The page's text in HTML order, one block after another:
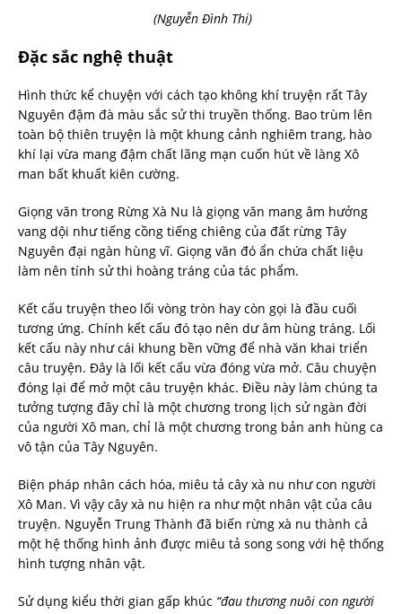
(Nguyễn Đình Thi)
Đặc sắc nghệ thuật
Hình thức kể chuyện với cách tạo không khí truyện rất Tây
Nguyên đậm đà màu sắc sử thi truyền thống. Bao trùm lên
toàn bộ thiên truyện là một khung cảnh nghiêm trang, hào
khí lại vừa mang đậm chất lãng mạn cuốn hút về làng Xô
man bất khuất kiên cường.
Giọng văn trong Rừng Xà Nu là giọng văn mang âm hưởng
vang dội như tiếng cồng tiếng chiêng của đất rừng Tây
Nguyên đại ngàn hùng vĩ. Giọng văn đó ẩn chứa chất liệu
làm nên tính sử thi hoàng tráng của tác phẩm.
Kết cấu truyện theo lối vòng tròn hay còn gọi là đầu cuối
tương ứng. Chính kết cấu đó tạo nên dư âm hùng tráng. Lối
kết cấu này như cái khung bền vững để nhà văn khai triển
câu truyện. Đây là lối kết cấu vừa đóng vừa mở. Câu chuyện
đóng lại để mở một câu truyện khác. Điều này làm chúng ta
tưởng tượng đây chỉ là một chương trong lịch sử ngàn đời
của người Xô man, chỉ là một chương trong bản anh hùng ca
vô tận của Tây Nguyên.
Biện pháp nhân cách hóa, miêu tả cây xà nu như con người
Xô Man. Vì vậy cây xà nu hiện ra như một nhân vật của câu
truyện. Nguyễn Trung Thành đã biến rừng xà nu thành cả
một hệ thống hình ảnh được miêu tả song song với hệ thống
hình tượng nhân vật.
Sử dụng kiểu thời gian gấp khúc “đau thương nuôi con người